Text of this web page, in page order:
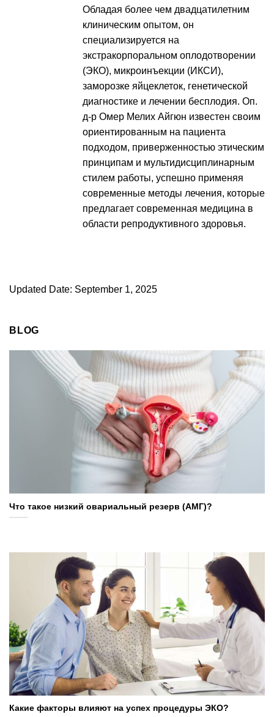
Обладая более чем двадцатилетним
клиническим опытом, он
специализируется на
экстракорпоральном оплодотворении
(ЭКО), микроинъекции (ИКСИ),
заморозке яйцеклеток, генетической
диагностике и лечении бесплодия. Оп.
д-р Омер Мелих Айгюн известен своим
ориентированным на пациента
подходом, приверженностью этическим
принципам и мультидисциплинарным
стилем работы, успешно применяя
современные методы лечения, которые
предлагает современная медицина в
области репродуктивного здоровья.
Updated Date: September 1, 2025
BLOG
Что такое низкий овариальный резерв (АМГ)?
Какие факторы влияют на успех процедуры ЭКО?